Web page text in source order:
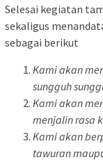
Selesai kegiatan
sekaligus
sebagai berikut
Kami akan
sungguh
Kami akan
menjalin rasa
Kami akan
tawuran